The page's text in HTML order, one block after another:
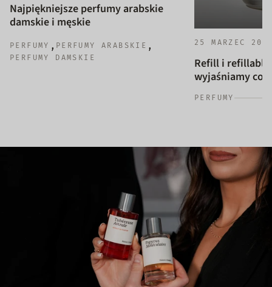
Najpiękniejsze perfumy arabskie
damskie i męskie
PERFUMY , PERFUMY ARABSKIE ,
PERFUMY DAMSKIE
25 MARZEC
Refill i refillable
wyjaśniamy co
PERFUMY